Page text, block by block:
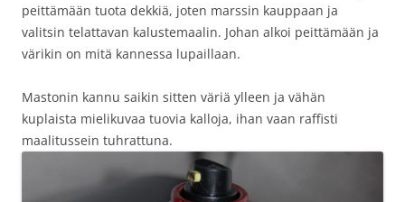
peittämään tuota dekkiä, joten marssin kauppaan ja
valitsin telattavan kalustemaalin. Johan alkoi peittämään ja
värikin on mitä kannessa lupaillaan.
Mastonin kannu saikin sitten väriä ylleen ja vähän
kuplaista mielikuvaa tuovia kalloja, ihan vaan raffisti
maalitussein tuhrattuna.